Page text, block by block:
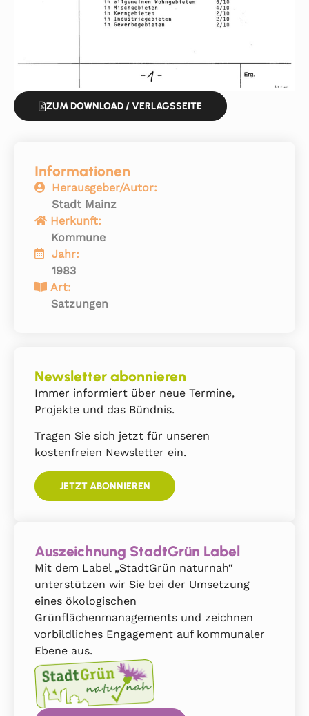
ZUM DOWNLOAD / VERLAGSSEITE
Informationen
Herausgeber/Autor:
Stadt Mainz
Herkunft:
Kommune
Jahr:
1983
Art:
Satzungen
Newsletter abonnieren
Immer informiert über neue Termine,
Projekte und das Bündnis.
Tragen Sie sich jetzt für unseren
kostenfreien Newsletter ein.
JETZT ABONNIEREN
Auszeichnung StadtGrün Label
Mit dem Label „StadtGrün naturnah“
unterstützen wir Sie bei der Umsetzung
eines ökologischen
Grünflächenmanagements und zeichnen
vorbildliches Engagement auf kommunaler
Ebene aus.